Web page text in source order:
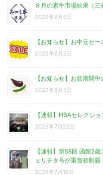
８月の素牛市場結果（三
2026年8月6日
【お知らせ】お中元セ
2026年8月6日
【お知らせ】お盆期間中
2026年8月5日
【速報】HBAセレクシ
2026年7月22日
【速報】第58回 函館2
ェリチタ号が重賞初制覇
2026年7月19日